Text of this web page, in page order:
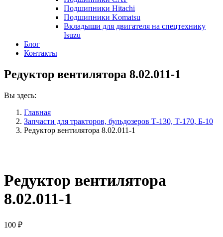
Подшипники Hitachi
Подшипники Komatsu
Вкладыши для двигателя на спецтехнику
Isuzu
Блог
Контакты
Редуктор вентилятора 8.02.011-1
Вы здесь:
Главная
Запчасти для тракторов, бульдозеров Т-130, Т-170, Б-10
Редуктор вентилятора 8.02.011-1
Редуктор вентилятора
8.02.011-1
100 ₽